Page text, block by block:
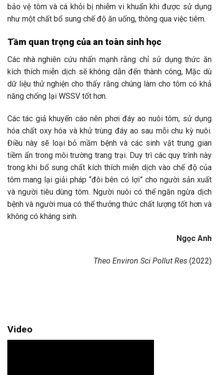
bảo vệ tôm và cá khỏi bị nhiễm vi khuẩn khi được sử dụng
như một chất bổ sung chế độ ăn uống, thông qua việc tiêm.
Tầm quan trọng của an toàn sinh học
Các nhà nghiên cứu nhấn mạnh rằng chỉ sử dụng thức ăn
kích thích miễn dịch sẽ không dẫn đến thành công, Mặc dù
dữ liệu thử nghiện cho thấy rằng chúng làm cho tôm có khả
năng chống lại WSSV tốt hơn.
Các tác giả khuyến cáo nên phơi đáy ao nuôi tôm, sử dụng
hóa chất oxy hóa và khử trùng đáy ao sau mỗi chu kỳ nuôi.
Điều này sẽ loại bỏ mầm bệnh và các sinh vật trung gian
tiềm ẩn trong môi trường trang trại. Duy trì các quy trình này
trong khi bổ sung chất kích thích miễn dịch vào chế độ của
tôm mang lại giải pháp “đôi bên có lợi” cho người sản xuất
và người tiêu dùng tôm. Người nuôi có thể ngăn ngừa dịch
bệnh và người mua có thể thưởng thức chất lượng tốt hơn và
không có kháng sinh.
Ngọc Anh
Theo Environ Sci Pollut Res (2022)
Video